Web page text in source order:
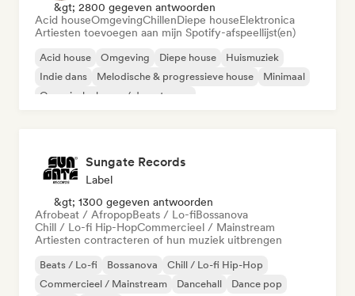
&gt; 2800 gegeven antwoorden
Acid houseOmgevingChillenDiepe houseElektronica
Artiesten toevoegen aan mijn Spotify-afspeellijst(en)
Acid house Omgeving Diepe house
Huismuziek
Indie dans
Melodische & progressieve house
Minimaal
Organische house / downtempo
Sungate Records
Label
&gt; 1300 gegeven antwoorden
Afrobeat / AfropopBeats / Lo-fiBossanova
Chill / Lo-fi Hip-HopCommercieel / Mainstream
Artiesten contracteren of hun muziek uitbrengen
Beats / Lo-fi Bossanova
Chill / Lo-fi Hip-Hop
Commercieel / Mainstream
Dancehall
Dance pop